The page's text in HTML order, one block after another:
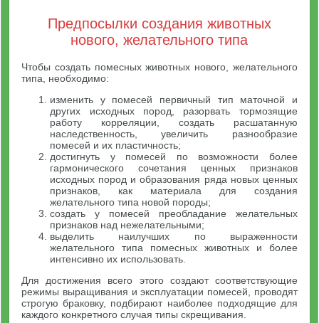
Предпосылки создания животных
нового, желательного типа
Чтобы создать помесных животных нового, желательного
типа, необходимо:
изменить у помесей первичный тип маточной и
других исходных пород, разорвать тормозящие
работу корреляции, создать расшатанную
наследственность, увеличить разнообразие
помесей и их пластичность;
достигнуть у помесей по возможности более
гармонического сочетания ценных признаков
исходных пород и образования ряда новых ценных
признаков, как материала для создания
желательного типа новой породы;
создать у помесей преобладание желательных
признаков над нежелательными;
выделить наилучших по выраженности
желательного типа помесных животных и более
интенсивно их использовать.
Для достижения всего этого создают соответствующие
режимы выращивания и эксплуатации помесей, проводят
строгую браковку, подбирают наиболее подходящие для
каждого конкретного случая типы скрещивания.